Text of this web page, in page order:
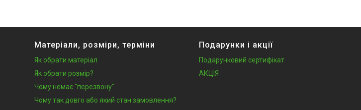
Матеріали, розміри, терміни
Як обрати матеріал
Як обрати розмір?
Чому немає "перезвону"
Чому так довго або який стан замовлення?
Подарунки і акції
Подарунковий сертифікат
АКЦІЯ